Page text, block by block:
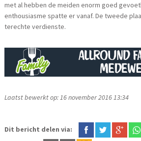
met al hebben de meiden enorm goed
enthousiasme spatte er vanaf. De tweede
terechte verdienste.
Laatst bewerkt op: 16 november 2016 13:34
Dit bericht delen via: